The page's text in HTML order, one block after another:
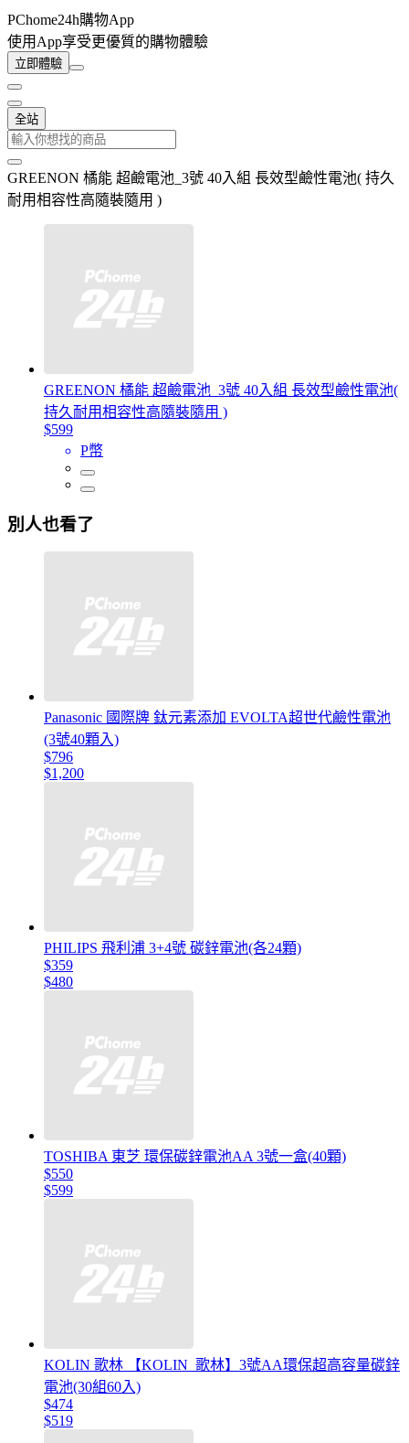
PChome24h購物App
使用App享受更優質的購物體驗
立即體驗
全站
GREENON 橘能 超鹼電池_3號 40入組 長效型鹼性電池( 持久
耐用相容性高隨裝隨用 )
GREENON 橘能 超鹼電池_3號 40入組 長效型鹼性電池(
持久耐用相容性高隨裝隨用 )
$599
P幣
別人也看了
Panasonic 國際牌 鈦元素添加 EVOLTA超世代鹼性電池
(3號40顆入)
$796
$1,200
PHILIPS 飛利浦 3+4號 碳鋅電池(各24顆)
$359
$480
TOSHIBA 東芝 環保碳鋅電池AA 3號一盒(40顆)
$550
$599
KOLIN 歌林 【KOLIN_歌林】3號AA環保超高容量碳鋅
電池(30組60入)
$474
$519